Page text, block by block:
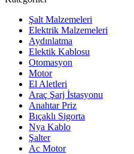
Şalt Malzemeleri
Elektrik Malzemeleri
Aydınlatma
Elektik Kablosu
Otomasyon
Motor
El Aletleri
Araç Şarj İstasyonu
Anahtar Priz
Bıçaklı Sigorta
Nya Kablo
Şalter
Ac Motor